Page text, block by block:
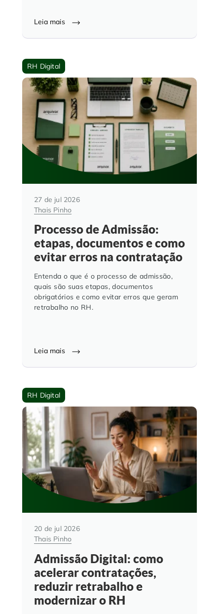
Leia mais
RH Digital
27 de jul 2026
Thais Pinho
Processo de Admissão:
etapas, documentos e como
evitar erros na contratação
Entenda o que é o processo de admissão,
quais são suas etapas, documentos
obrigatórios e como evitar erros que geram
retrabalho no RH.
Leia mais
RH Digital
20 de jul 2026
Thais Pinho
Admissão Digital: como
acelerar contratações,
reduzir retrabalho e
modernizar o RH